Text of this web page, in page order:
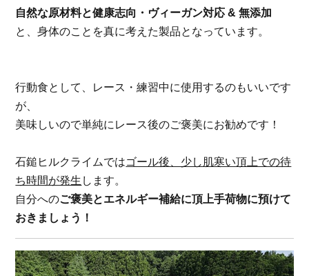
自然な原材料と健康志向・ヴィーガン対応 & 無添加
と、身体のことを真に考えた製品となっています。
行動食として、レース・練習中に使用するのもいいです
が、
美味しいので単純にレース後のご褒美にお勧めです！
石鎚ヒルクライムではゴール後、少し肌寒い頂上での待
ち時間が発生 します。
自分へのご褒美とエネルギー補給に頂上手荷物に預けて
おきましょう！